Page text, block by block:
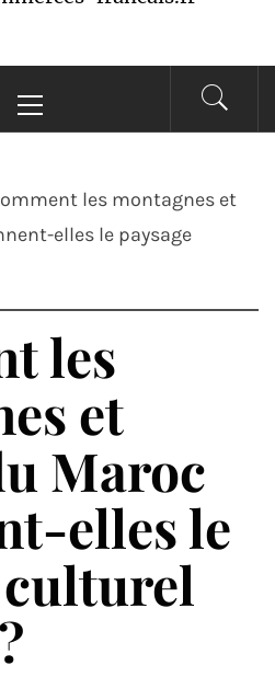
principal
les montagnes et
elles le paysage
les
et
Maroc
elles le
culturel